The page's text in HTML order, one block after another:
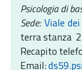
Psicologia di
Sede: Viale
terra stanza 2
Recapito
Email: